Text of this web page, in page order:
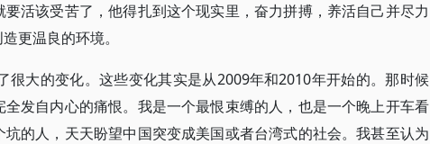
活该受苦了，他得扎到这个现实里，奋力拼搏，养活自己并尽力
更温良的环境。
很大的变化。这些变化其实是从2009年和2010年开始的。那时候
发自内心的痛恨。我是一个最恨束缚的人，也是一个晚上开车看
的人，天天盼望中国突变成美国或者台湾式的社会。我甚至认为